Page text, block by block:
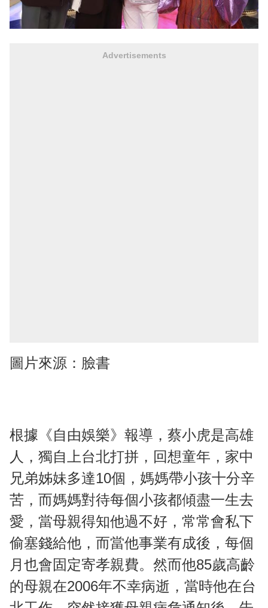
Advertisements
圖片來源：臉書
根據《自由娛樂》報導，蔡小虎是高雄
人，獨自上台北打拼，回想童年，家中
兄弟姊妹多達10個，媽媽帶小孩十分辛
苦，而媽媽對待每個小孩都傾盡一生去
愛，當母親得知他過不好，常常會私下
偷塞錢給他，而當他事業有成後，每個
月也會固定寄孝親費。然而他85歲高齡
的母親在2006年不幸病逝，當時他在台